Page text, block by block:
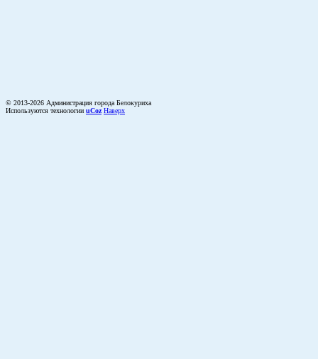
© 2013-2026 Администрация города Белокуриха
Используются технологии uCoz Наверх